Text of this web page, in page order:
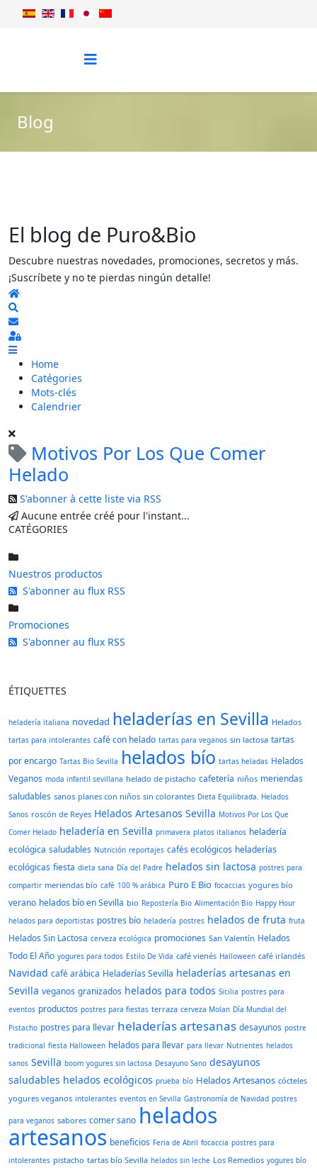
Blog
El blog de Puro&Bio
Descubre nuestras novedades, promociones, secretos y más.
¡Suscríbete y no te pierdas ningún detalle!
Home
S'abonner au blog
Sign In
Home
Catégories
Mots-clés
Calendrier
Motivos Por Los Que Comer
Helado
S'abonner à cette liste via RSS
Aucune entrée créé pour l'instant...
CATÉGORIES
Nuestros productos
S'abonner au flux RSS
Promociones
S'abonner au flux RSS
ÉTIQUETTES
heladería italiana novedad heladerías en Sevilla Helados
tartas para intolerantes café con helado tartas para veganos sin lactosa tartas
por encargo Tartas Bio Sevilla helados bío tartas heladas Helados
Veganos moda infantil sevillana helado de pistacho cafetería niños meriendas
saludables sanos planes con niños sin colorantes Dieta Equilibrada. Helados
Sanos roscón de Reyes Helados Artesanos Sevilla Motivos Por Los Que
Comer Helado heladería en Sevilla primavera platos italianos heladería
ecológica saludables Nutrición reportajes cafés ecológicos heladerías
ecológicas fiesta dieta sana Día del Padre helados sin lactosa postres para
compartir meriendas bío café 100 % arábica Puro E Bio focaccias yogures bío
verano helados bío en Sevilla bio Repostería Bio Alimentación Bio Happy Hour
helados para deportistas postres bío heladería postres helados de fruta fruta
Helados Sin Lactosa cerveza ecológica promociones San Valentín Helados
Todo El Año yogures para todos Estilo De Vida café vienés Halloween café irlandés
Navidad café arábica Heladerías Sevilla heladerías artesanas en
Sevilla veganos granizados helados para todos Sicilia postres para
eventos productos postres para fiestas terraza cerveza Molan Día Mundial del
Pistacho postres para llevar heladerías artesanas desayunos postre
tradicional fiesta Halloween helados para llevar para llevar Nutrientes helados
sanos Sevilla boom yogures sin lactosa Desayuno Sano desayunos
saludables helados ecológicos prueba bío Helados Artesanos cócteles
yogures veganos intolerantes eventos en Sevilla Gastronomía de Navidad postres
para veganos sabores comer sano helados
artesanos beneficios Feria de Abril focaccia postres para
intolerantes pistacho tartas bío Sevilla helados sin leche Los Remedios yogures bío